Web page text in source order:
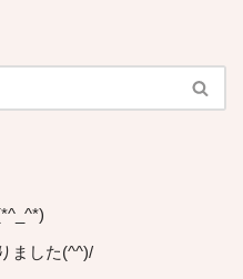
ました(^^)/